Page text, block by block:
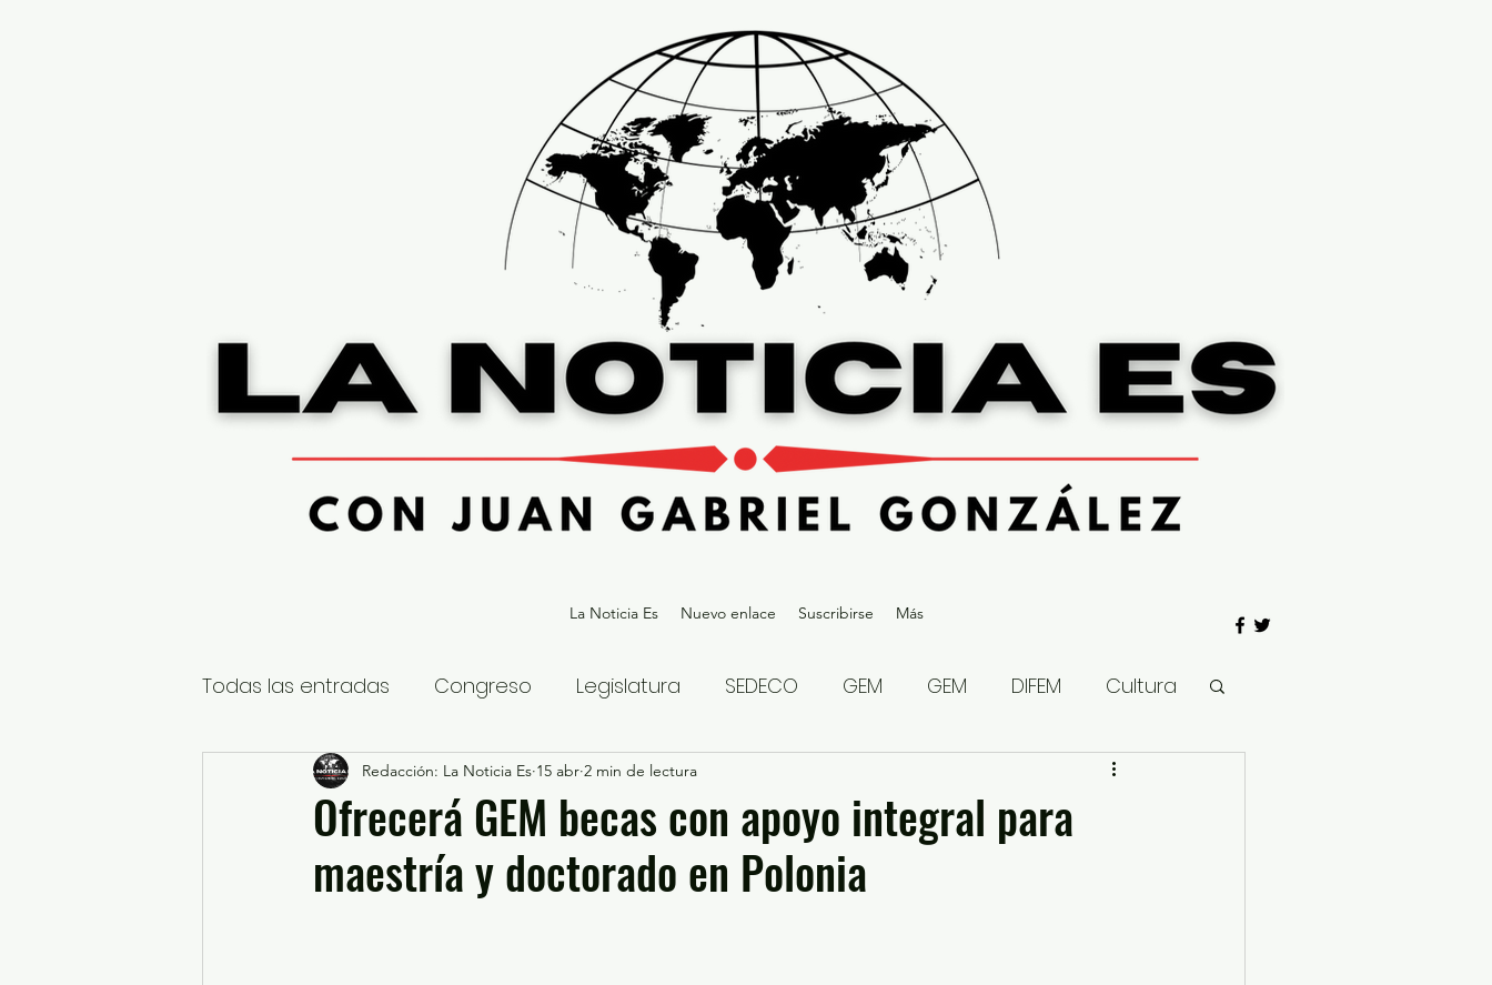
La Noticia Es Nuevo enlace Suscribirse Más
Todas las entradas Congreso Legislatura SEDECO GEM GEM DIFEM Cultura
Nacional Estatal Gubernatura Edoméx 2023
Educación y Cultura Seguridad y Justicia Denuncia Ciudadana
Ofrecerá GEM becas con apoyo integral para
maestría y doctorado en Polonia
Redacción: La Noticia Es 15 abr 2 min de lectura